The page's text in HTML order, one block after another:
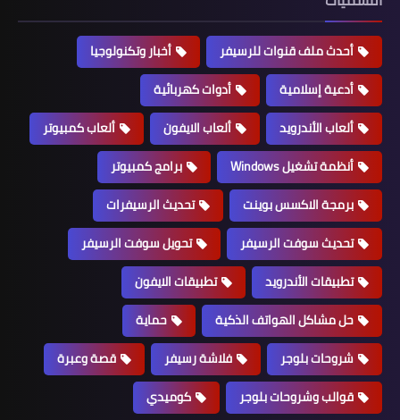
أحدث ملف قنوات للرسيفر
أخبار وتكنولوجيا
أدعية إسلامية
أدوات كهربائية
ألعاب الأندرويد
ألعاب الايفون
ألعاب كمبيوتر
أنظمة تشغيل Windows
برامج كمبيوتر
برمجة الاكسس بوينت
تحديث الرسيفرات
تحديث سوفت الرسيفر
تحويل سوفت الرسيفر
تطبيقات الأندرويد
تطبيقات الايفون
حل مشاكل الهواتف الذكية
حماية
شروحات بلوجر
فلاشة رسيفر
قصة وعبرة
قوالب وشروحات بلوجر
كوميدي